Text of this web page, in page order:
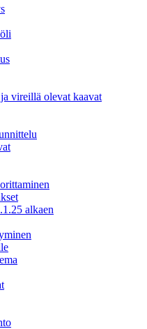
vireillä olevat kaavat
alkaen